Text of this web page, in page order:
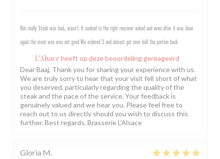
Not really Steak was bad,, wasn’t. It cooked to the right remover asked and even after it was done
again the meat was was not good We ordered 3 and almost got over half the portion back
L'Alsace heeft op deze beoordeling gereageerd
Dear Baaj, Thank you for sharing your experience with us.
We are truly sorry to hear that your visit fell short of what
you deserved, particularly regarding the quality of the
steak and the pace of the service. Your feedback is
genuinely valued and we hear you. Please feel free to
reach out to us directly should you wish to discuss this
further. Best regards, Brasserie L'Alsace
Gloria M